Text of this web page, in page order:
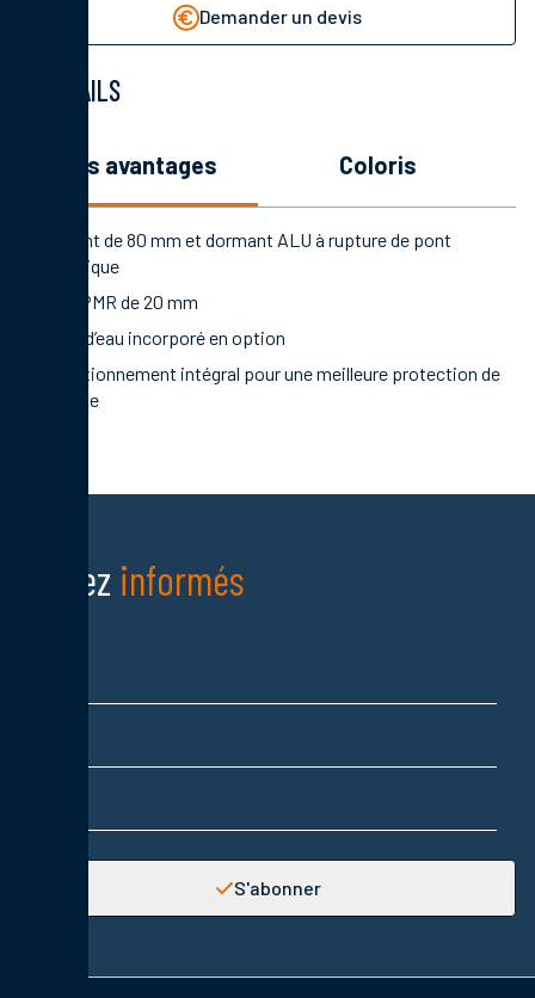
Demander un devis
DÉTAILS
les avantages coloris
Ouvrant de 80 mm et dormant ALU à rupture de pont
thermique
Seuil PMR de 20 mm
Rejet d’eau incorporé en option
Conditionnement intégral pour une meilleure protection de
la porte
Restez informés
S'abonner